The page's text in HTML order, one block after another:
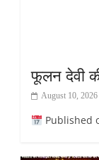
फूलन देवी
August 10, 2026
Published